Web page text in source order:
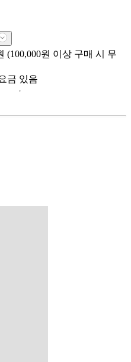
(100,000원 이상 구매 시 무
금 있음